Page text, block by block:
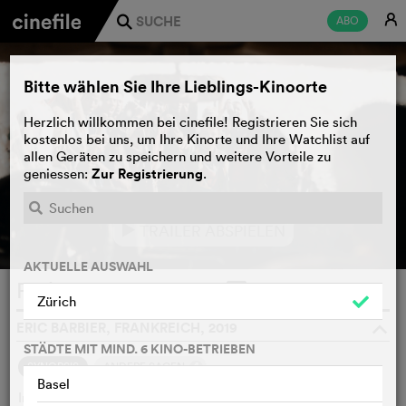
ABO E
j
Petit pays
SYNOPSIS ANDERE SAGEN 4
In den 1990er Jahren lebt ein kleiner Junge mit seinem
Bitte wählen Sie Ihre Lieblings-Kinoorte
Herzlich willkommen bei cinefile! Registrieren Sie sich
kostenlos bei uns, um Ihre Kinorte und Ihre Watchlist auf
allen Geräten zu speichern und weitere Vorteile zu
geniessen: Zur Registrierung.
AKTUELLE AUSWAHL
Zürich
STÄDTE MIT MIND. 6 KINO-BETRIEBEN
Basel